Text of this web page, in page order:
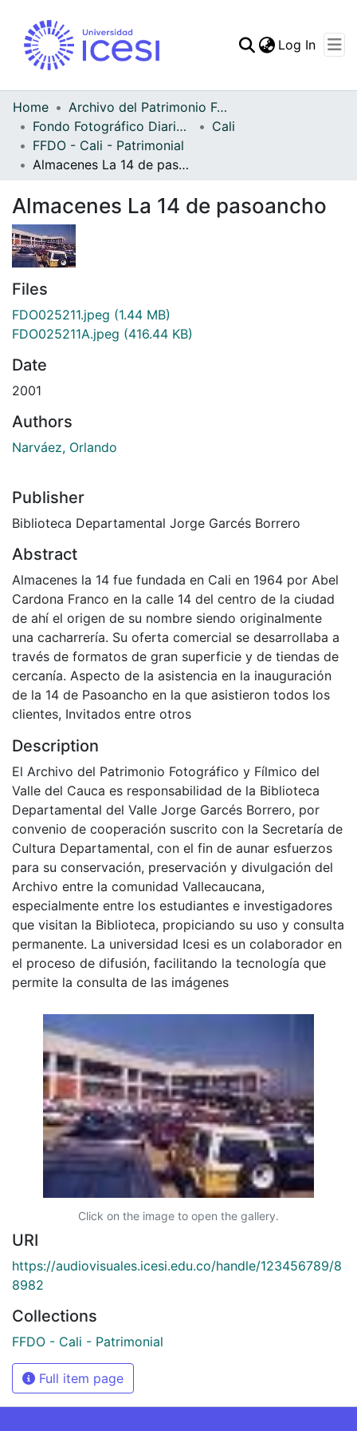
Statistics
Log In
Home
Archivo del Patrimonio Fotográfico y Fílmico del Valle del Cauca
Fondo Fotográfico Diario Occidente
Cali
FFDO - Cali - Patrimonial
Almacenes La 14 de pasoancho
Almacenes La 14 de pasoancho
Files
FDO025211.jpeg (1.44 MB)
FDO025211A.jpeg (416.44 KB)
Date
2001
Authors
Narváez, Orlando
Publisher
Biblioteca Departamental Jorge Garcés Borrero
Abstract
Almacenes la 14 fue fundada en Cali en 1964 por Abel
Cardona Franco en la calle 14 del centro de la ciudad
de ahí el origen de su nombre siendo originalmente
una cacharrería. Su oferta comercial se desarrollaba a
través de formatos de gran superficie y de tiendas de
cercanía. Aspecto de la asistencia en la inauguración
de la 14 de Pasoancho en la que asistieron todos los
clientes, Invitados entre otros
Description
El Archivo del Patrimonio Fotográfico y Fílmico del
Valle del Cauca es responsabilidad de la Biblioteca
Departamental del Valle Jorge Garcés Borrero, por
convenio de cooperación suscrito con la Secretaría de
Cultura Departamental, con el fin de aunar esfuerzos
para su conservación, preservación y divulgación del
Archivo entre la comunidad Vallecaucana,
especialmente entre los estudiantes e investigadores
que visitan la Biblioteca, propiciando su uso y consulta
permanente. La universidad Icesi es un colaborador en
el proceso de difusión, facilitando la tecnología que
permite la consulta de las imágenes
Click on the image to open the gallery.
URI
https://audiovisuales.icesi.edu.co/handle/123456789/8
8982
Collections
FFDO - Cali - Patrimonial
Full item page